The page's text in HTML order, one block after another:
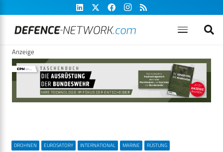
Anzeige
DROHNEN EUROSATORY INTERNATIONAL MARINE
RÜSTUNG